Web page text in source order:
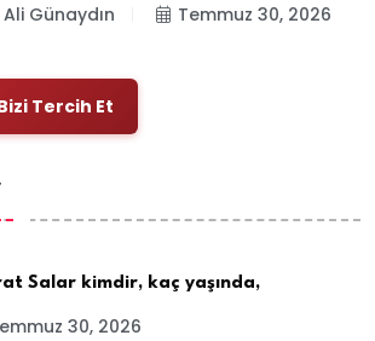
Günaydın Temmuz 30, 2026
Tercih Et
Salar kimdir, kaç yaşında,
30, 2026